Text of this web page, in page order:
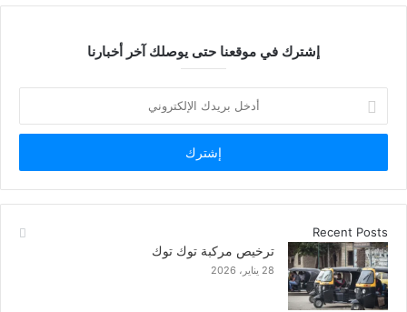
إشترك في موقعنا حتى يوصلك آخر أخبارنا
بريدك
الإلكتروني
Recent Posts
ترخيص مركبة توك توك
28 يناير، 2026